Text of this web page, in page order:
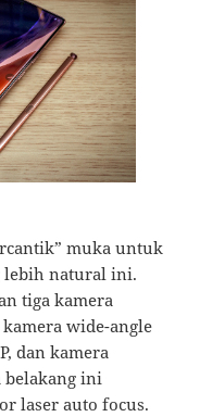
muka untuk
lebih natural ini.
tiga kamera
wide-angle
dan kamera
belakang ini
laser auto focus.